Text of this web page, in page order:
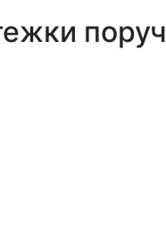
поруч